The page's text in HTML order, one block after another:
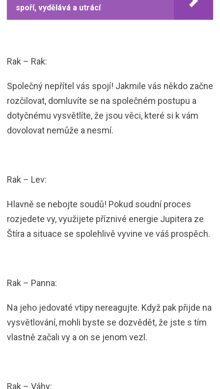
spoří, vydělává a utrácí
Rak – Rak:
Společný nepřítel vás spojí! Jakmile vás někdo začne
rozčilovat, domluvíte se na společném postupu a
dotyčnému vysvětlíte, že jsou věci, které si k vám
dovolovat nemůže a nesmí.
Rak – Lev:
Hlavně se nebojte soudů! Pokud soudní proces
rozjedete vy, využijete příznivé energie Jupitera ze
Štíra a situace se spolehlivě vyvine ve váš prospěch.
Rak – Panna:
Na jeho jedovaté vtipy nereagujte. Když pak přijde na
vysvětlování, mohli byste se dozvědět, že jste s tím
vlastně začali vy a on se jenom vezl.
Rak – Váhy: